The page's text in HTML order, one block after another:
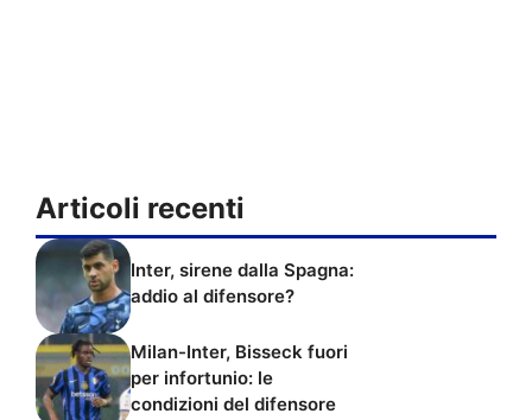
Articoli recenti
Inter, sirene dalla Spagna:
addio al difensore?
Milan-Inter, Bisseck fuori
per infortunio: le
condizioni del difensore